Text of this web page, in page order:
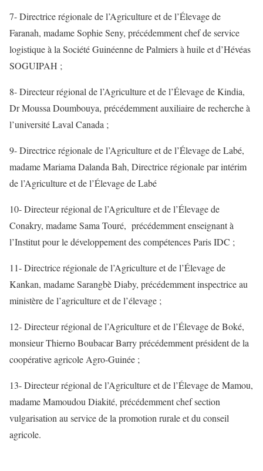
7- Directrice régionale de l’Agriculture et de l’Élevage de
Faranah, madame Sophie Seny, précédemment chef de service
logistique à la Société Guinéenne de Palmiers à huile et d’Hévéas
SOGUIPAH ;
8- Directeur régional de l’Agriculture et de l’Élevage de Kindia,
Dr Moussa Doumbouya, précédemment auxiliaire de recherche à
l’université Laval Canada ;
9- Directrice régionale de l’Agriculture et de l’Élevage de Labé,
madame Mariama Dalanda Bah, Directrice régionale par intérim
de l’Agriculture et de l’Élevage de Labé
10- Directeur régional de l’Agriculture et de l’Élevage de
Conakry, madame Sama Touré, précédemment enseignant à
l’Institut pour le développement des compétences Paris IDC ;
11- Directrice régionale de l’Agriculture et de l’Élevage de
Kankan, madame Sarangbè Diaby, précédemment inspectrice au
ministère de l’agriculture et de l’élevage ;
12- Directeur régional de l’Agriculture et de l’Élevage de Boké,
monsieur Thierno Boubacar Barry précédemment président de la
coopérative agricole Agro-Guinée ;
13- Directeur régional de l’Agriculture et de l’Élevage de Mamou,
madame Mamoudou Diakité, précédemment chef section
vulgarisation au service de la promotion rurale et du conseil
agricole.